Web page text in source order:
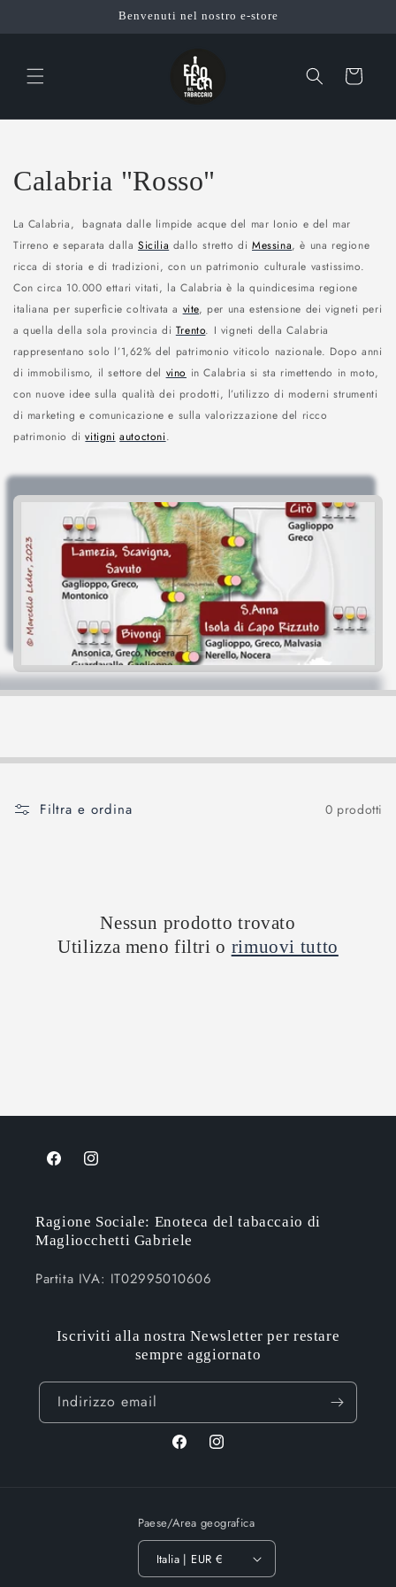
ai contenuti
Benvenuti nel nostro e-store
Carrello
C
o
l
l
e
z
i
o
e
Calabria "Rosso"
La Calabria, bagnata dalle limpide acque del mar Ionio e del mar
Tirreno e separata dalla Sicilia dallo stretto diMessina, è una regione
ricca di storia e di tradizioni, con un patrimonio culturale vastissimo.
Con circa 10.000 ettari vitati, la Calabria è la quindicesima regione
italiana per superficie coltivata a vite, per una estensione dei vigneti peri
a quella della sola provincia di Trento. I vigneti della Calabria
rappresentano solo l’1,62% del patrimonio viticolo nazionale. Dopo anni
di immobilismo, il settore del vino in Calabria si sta rimettendo in moto,
con nuove idee sulla qualità dei prodotti, l’utilizzo di moderni strumenti
di marketing e comunicazione e sulla valorizzazione del ricco
patrimonio divitigni autoctoni.
Filtra e ordina 0 prodotti
Nessun prodotto trovato
Utilizza meno filtri o rimuovi tutto
FacebookInstagram
Ragione Sociale: Enoteca del tabaccaio di
Magliocchetti Gabriele
Partita IVA: IT02995010606
Iscriviti alla nostra Newsletter per restare
sempre aggiornato
Indirizzo email
FacebookInstagram
Paese/Area geografica
Italia | EUR €